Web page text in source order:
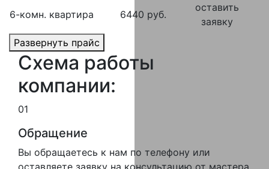
6-комн. квартира 6440 руб.
оставить
заявку
Развернуть прайс
Схема работы
компании:
01
Обращение
Вы обращаетесь к нам по телефону или
оставляете заявку на консультацию от мастера